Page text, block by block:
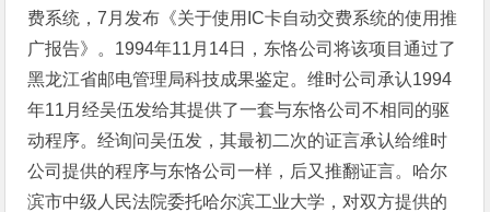
费系统，7月发布《关于使用IC卡自动交费系统的使用推
广报告》。1994年11月14日，东恪公司将该项目通过了
黑龙江省邮电管理局科技成果鉴定。维时公司承认1994
年11月经吴伍发给其提供了一套与东恪公司不相同的驱
动程序。经询问吴伍发，其最初二次的证言承认给维时
公司提供的程序与东恪公司一样，后又推翻证言。哈尔
滨市中级人民法院委托哈尔滨工业大学，对双方提供的